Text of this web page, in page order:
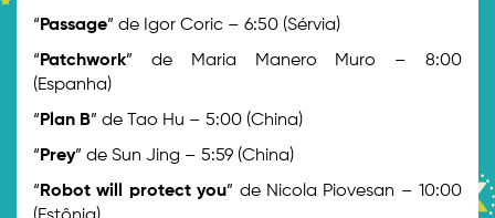
“ Passage” de Igor Coric – 6:50 (Sérvia)
“ Patchwork” de Maria Manero Muro – 8:00
(Espanha)
“ Plan B” de Tao Hu – 5:00 (China)
“ Prey” de Sun Jing – 5:59 (China)
“ Robot will protect you” de Nicola Piovesan – 10:00